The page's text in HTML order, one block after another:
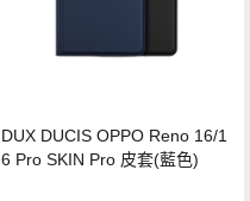
DUX DUCIS OPPO Reno 16/1
6 Pro SKIN Pro 皮套(藍色)